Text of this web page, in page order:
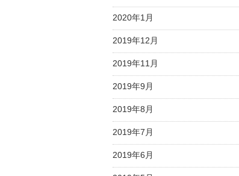
2020年1月
2019年12月
2019年11月
2019年9月
2019年8月
2019年7月
2019年6月